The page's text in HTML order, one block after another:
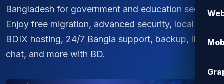
Bangladesh for government and education sectors.
Enjoy free migration, advanced security, local
BDIX hosting, 24/7 Bangla support, backup, live
chat, and more with BD.